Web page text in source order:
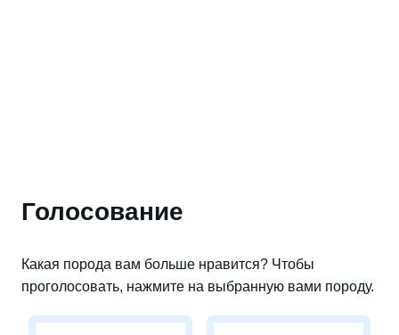
Голосование
Какая порода вам больше нравится? Чтобы
проголосовать, нажмите на выбранную вами породу.